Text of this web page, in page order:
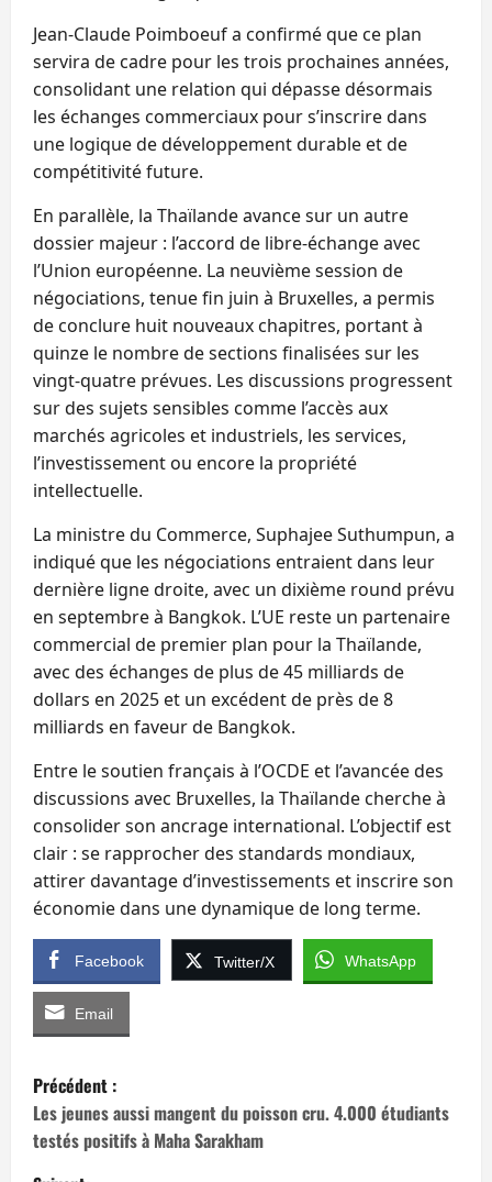
Jean‑Claude Poimboeuf a confirmé que ce plan
servira de cadre pour les trois prochaines années,
consolidant une relation qui dépasse désormais
les échanges commerciaux pour s’inscrire dans
une logique de développement durable et de
compétitivité future.
En parallèle, la Thaïlande avance sur un autre
dossier majeur : l’accord de libre‑échange avec
l’Union européenne. La neuvième session de
négociations, tenue fin juin à Bruxelles, a permis
de conclure huit nouveaux chapitres, portant à
quinze le nombre de sections finalisées sur les
vingt‑quatre prévues. Les discussions progressent
sur des sujets sensibles comme l’accès aux
marchés agricoles et industriels, les services,
l’investissement ou encore la propriété
intellectuelle.
La ministre du Commerce, Suphajee Suthumpun, a
indiqué que les négociations entraient dans leur
dernière ligne droite, avec un dixième round prévu
en septembre à Bangkok. L’UE reste un partenaire
commercial de premier plan pour la Thaïlande,
avec des échanges de plus de 45 milliards de
dollars en 2025 et un excédent de près de 8
milliards en faveur de Bangkok.
Entre le soutien français à l’OCDE et l’avancée des
discussions avec Bruxelles, la Thaïlande cherche à
consolider son ancrage international. L’objectif est
clair : se rapprocher des standards mondiaux,
attirer davantage d’investissements et inscrire son
économie dans une dynamique de long terme.
Facebook Twitter/X WhatsApp
Email
N
a
v
Précédent :
Les jeunes aussi mangent du poisson cru. 4.000 étudiants
testés positifs à Maha Sarakham